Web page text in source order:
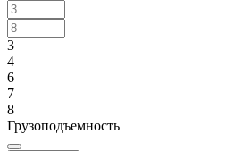
3
4
6
7
8
Грузоподъемность